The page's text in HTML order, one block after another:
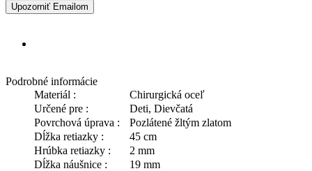
Upozorniť Emailom
Podrobné informácie
Materiál :
Chirurgická oceľ
Určené pre :
Deti, Dievčatá
Povrchová úprava :
Pozlátené žltým zlatom
Dĺžka retiazky :
45 cm
Hrúbka retiazky :
2 mm
Dĺžka náušnice :
19 mm